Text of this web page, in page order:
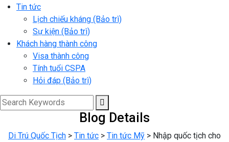
Tin tức
Lịch chiếu kháng (Bảo trì)
Sự kiện (Bảo trì)
Khách hàng thành công
Visa thành công
Tính tuổi CSPA
Hỏi đáp (Bảo trì)
Blog Details
Di Trú Quốc Tịch > Tin tức > Tin tức Mỹ > Nhập quốc tịch cho